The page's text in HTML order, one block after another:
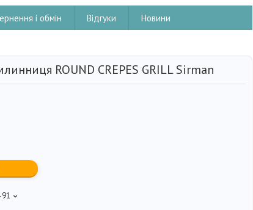
і обмін Відгуки Новини
ROUND CREPES GRILL Sirman